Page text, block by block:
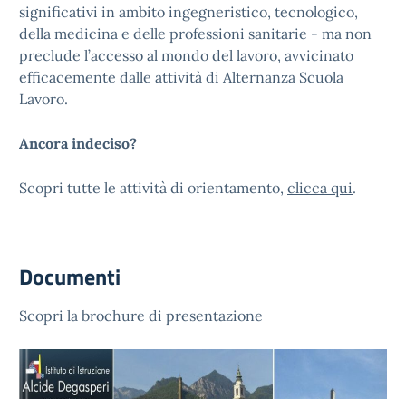
significativi in ambito ingegneristico, tecnologico,
della medicina e delle professioni sanitarie - ma non
preclude l’accesso al mondo del lavoro, avvicinato
efficacemente dalle attività di Alternanza Scuola
Lavoro.
Ancora indeciso?
Scopri tutte le attività di orientamento, clicca qui.
Documenti
Scopri la brochure di presentazione